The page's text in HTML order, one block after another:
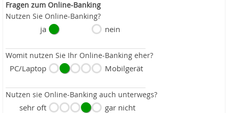
Fragen zum Online-Banking
Nutzen Sie Online-Banking?
ja nein
Womit nutzen Sie Ihr Online-Banking eher?
PC/Laptop Mobilgerät
Nutzen sie Online-Banking auch unterwegs?
sehr oft gar nicht